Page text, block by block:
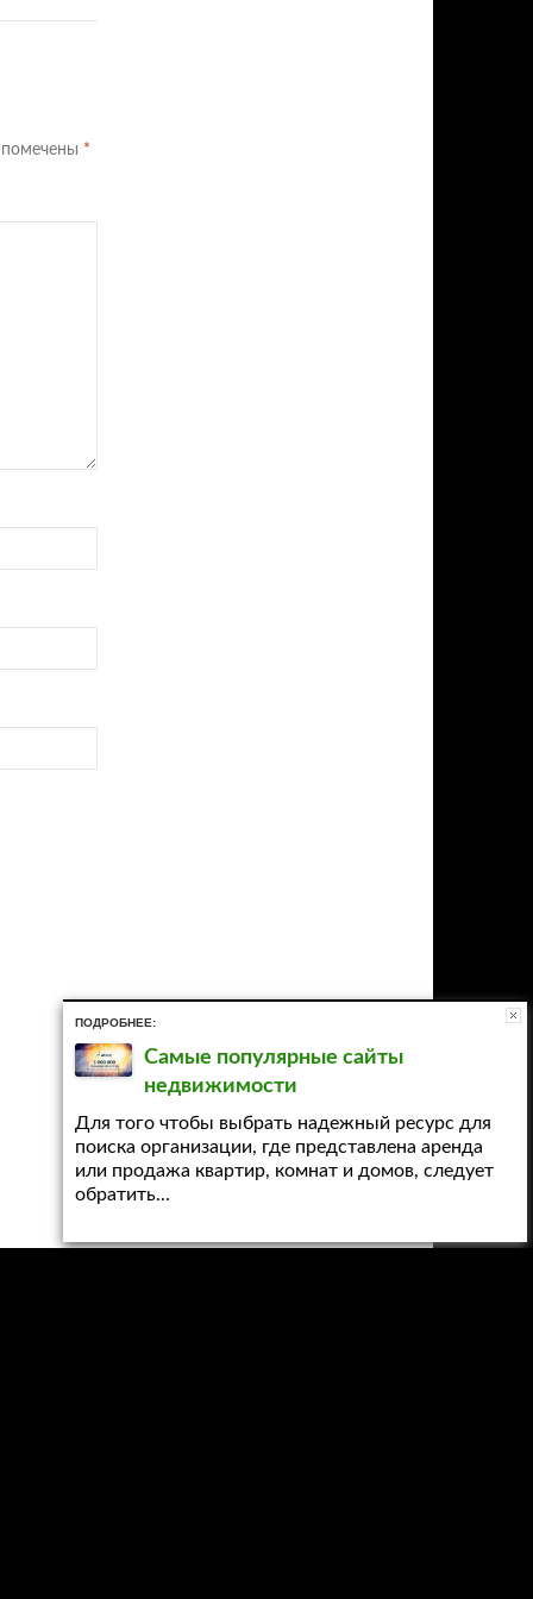
*
ПОДРОБНЕЕ:
Самые популярные сайты
недвижимости
Для того чтобы выбрать надежный ресурс для
поиска организации, где представлена аренда
или продажа квартир, комнат и домов, следует
обратить...